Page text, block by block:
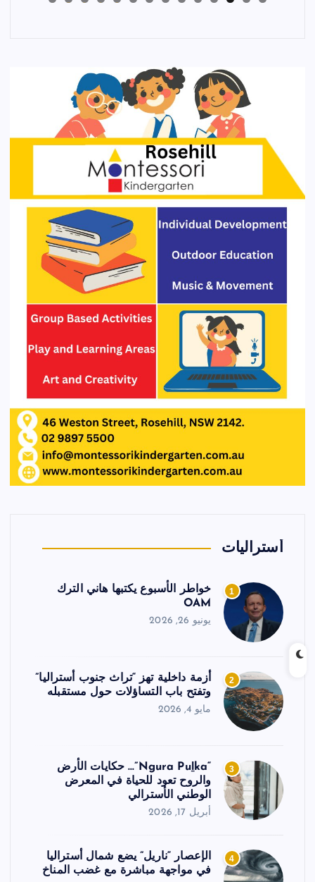
أستراليات
1
خواطر الأسبوع يكتبها هاني الترك
OAM
يونيو 26, 2026
2
أزمة داخلية تهز “تراث جنوب أستراليا”
وتفتح باب التساؤلات حول مستقبله
مايو 4, 2026
3
“Ngura Puḻka”… حكايات الأرض
والروح تعود للحياة في المعرض
الوطني الأسترالي
أبريل 17, 2026
4
الإعصار “ناريل” يضع شمال أستراليا
في مواجهة مباشرة مع غضب المناخ